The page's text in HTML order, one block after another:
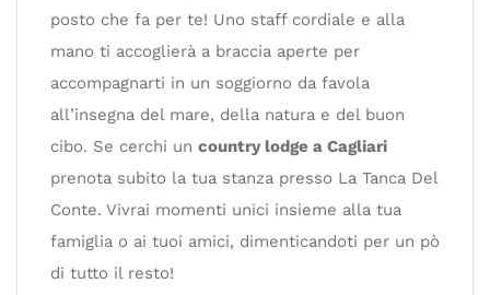
posto che fa per te! Uno staff cordiale e alla
mano ti accoglierà a braccia aperte per
accompagnarti in un soggiorno da favola
all’insegna del mare, della natura e del buon
cibo. Se cerchi un country lodge a Cagliari
prenota subito la tua stanza presso La Tanca Del
Conte. Vivrai momenti unici insieme alla tua
famiglia o ai tuoi amici, dimenticandoti per un pò
di tutto il resto!